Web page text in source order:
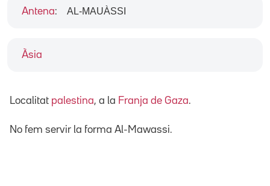
Àsia
Antena: AL-MAUÀSSI
Localitat palestina, a la Franja de Gaza.
No fem servir la forma Al-Mawassi.